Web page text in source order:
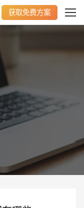
获取免费方案